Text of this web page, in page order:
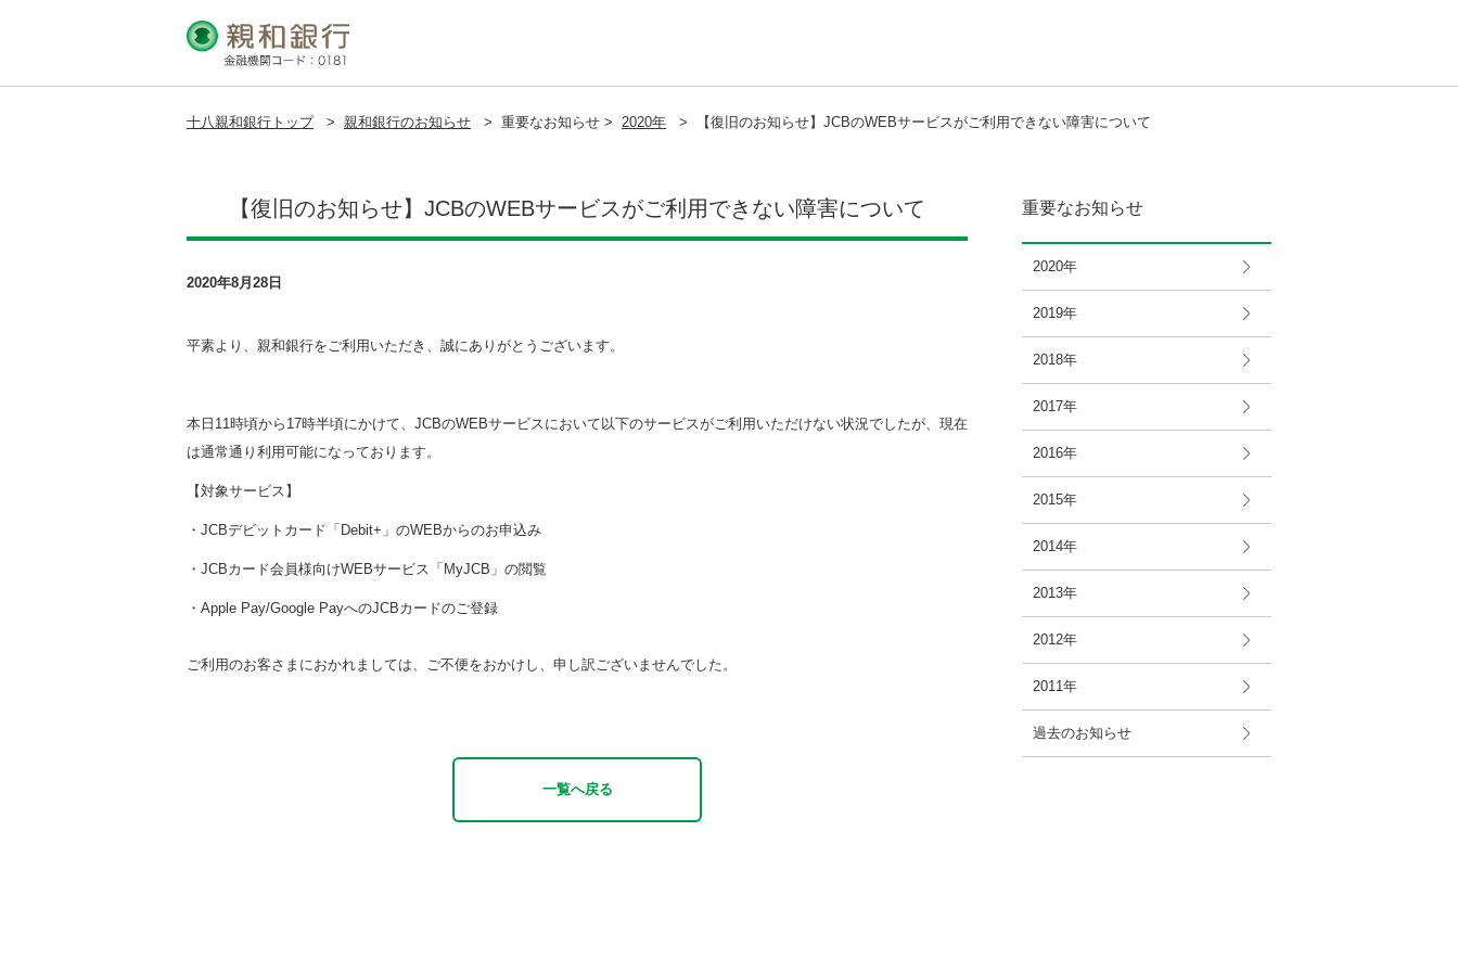
十八親和銀行トップ > 親和銀行のお知らせ > 重要なお知らせ > 2020年 > 【復旧のお知らせ】JCBのWEBサービスがご利用できない障害について
【復旧のお知らせ】JCBのWEBサービスがご利用できない障害について
2020年8月28日
平素より、親和銀行をご利用いただき、誠にありがとうございます。
本日11時頃から17時半頃にかけて、JCBのWEBサービスにおいて以下のサービスがご利用いただけない状況でしたが、現在
は通常通り利用可能になっております。
【対象サービス】
・JCBデビットカード「Debit+」のWEBからのお申込み
・JCBカード会員様向けWEBサービス「MyJCB」の閲覧
・Apple Pay/Google PayへのJCBカードのご登録
ご利用のお客さまにおかれましては、ご不便をおかけし、申し訳ございませんでした。
一覧へ戻る
重要なお知らせ
2020年
2019年
2018年
2017年
2016年
2015年
2014年
2013年
2012年
2011年
過去のお知らせ